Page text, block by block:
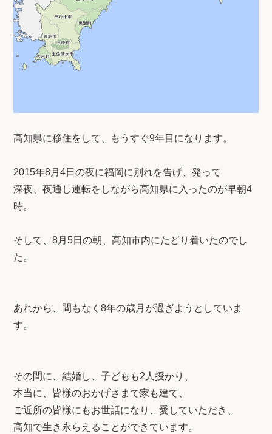
高知県に移住をして、もうすぐ9年目になります。
2015年8月4日の夜に福岡に別れを告げ、発って
深夜、夜通し運転をしながら高知県に入ったのが早朝4
時。
そして、8月5日の朝、高知市内にたどり着いたのでし
た。
あれから、間もなく8年の歳月が過ぎようとしていま
す。
その間に、結婚し、子どもも2人授かり、
本当に、皆様のおかげさまで家も建て、
ご近所の皆様にもお世話になり、愛していただき、
高知で生き永らえることができています。